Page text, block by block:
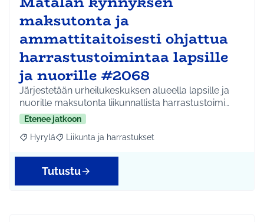
maksutonta ja
ammattitaitoisesti ohjattua
harrastustoimintaa lapsille
ja nuorille #2068
Järjestetään urheilukeskuksen alueella lapsille ja
nuorille maksutonta liikunnallista harrastustoimi…
Etenee jatkoon
Rajaa tulokset aihepiirin mukaan: Hyrylä
Hyrylä Rajaa tulokset teeman mukaan: Liikunta ja
Liikunta ja harrastukset
Tutustu